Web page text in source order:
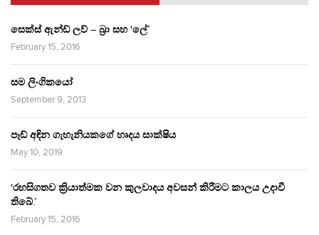
සෙක්ස් ඇන්ඩ් ලව් – බ්‍රා සහ ‘ලේ’
February 15, 2016
සම ලිංගිකයෝ
September 9, 2013
පෑඩ් අඳින ගැහැනියකගේ හෘදය සාක්ෂිය
May 10, 2019
‘රහසිගතව ක්‍රියාත්මක වන කුලවාදය අවසන් කිරීමට කාලය උදාවී
තිබේ.’
February 15, 2016